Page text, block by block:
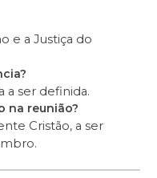
e a Justiça do
a ser definida.
na reunião?
Cristão, a ser